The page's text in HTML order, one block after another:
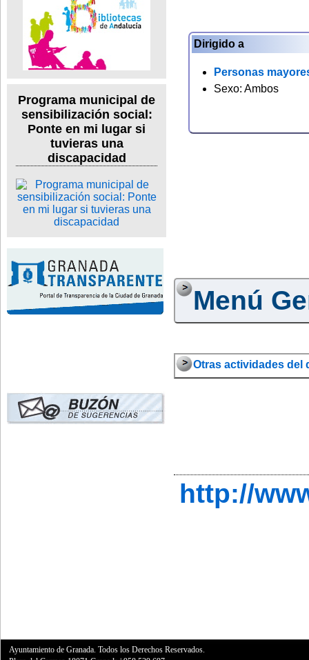
Programa municipal de
sensibilización social:
Ponte en mi lugar si
tuvieras una
discapacidad
Dirigido a
Personas
Sexo: Ambos
Menú
Otras actividades del
http://
Ayuntamiento de Granada. Todos los Derechos Reservados.